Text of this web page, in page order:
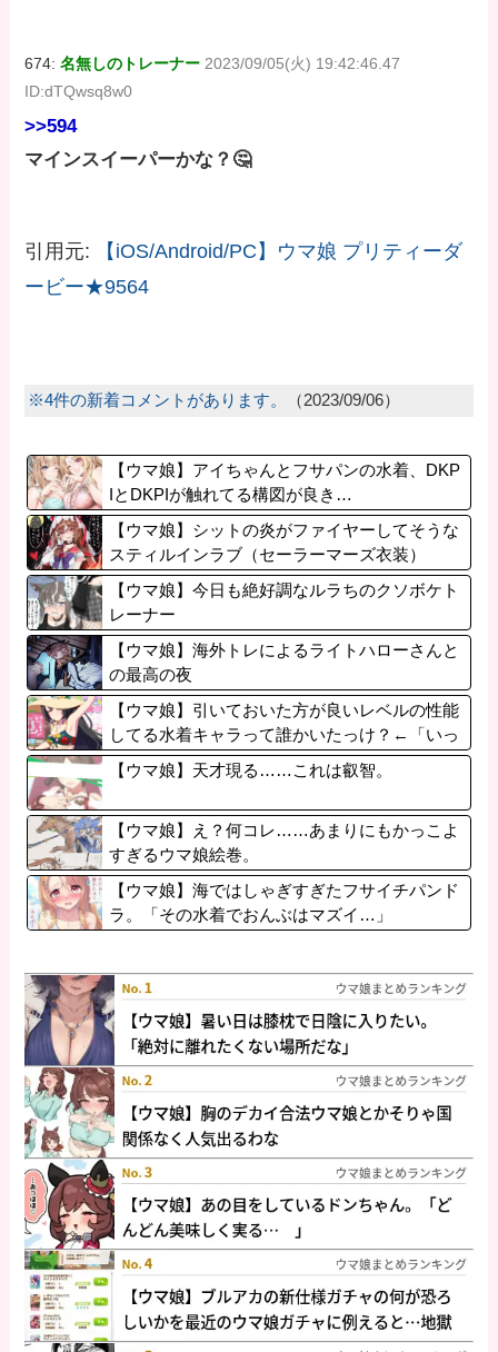
674:名無しのトレーナー 2023/09/05(火) 19:42:46.47
ID:dTQwsq8w0
>>594
マインスイーパーかな？🤔
引用元:
【iOS/Android/PC】ウマ娘 プリティーダ
ービー★9564
※4件の新着コメントがあります。 （2023/09/06）
【ウマ娘】アイちゃんとフサパンの水着、DKP
IとDKPIが触れてる構図が良き…
【ウマ娘】シットの炎がファイヤーしてそうな
スティルインラブ（セーラーマーズ衣装）
【ウマ娘】今日も絶好調なルラちのクソボケト
レーナー
【ウマ娘】海外トレによるライトハローさんと
の最高の夜
【ウマ娘】引いておいた方が良いレベルの性能
してる水着キャラって誰かいたっけ？←「いっ
ぱいいるぞ」
【ウマ娘】天才現る……これは叡智。
【ウマ娘】え？何コレ……あまりにもかっこよ
すぎるウマ娘絵巻。
【ウマ娘】海ではしゃぎすぎたフサイチパンド
ラ。「その水着でおんぶはマズイ…」